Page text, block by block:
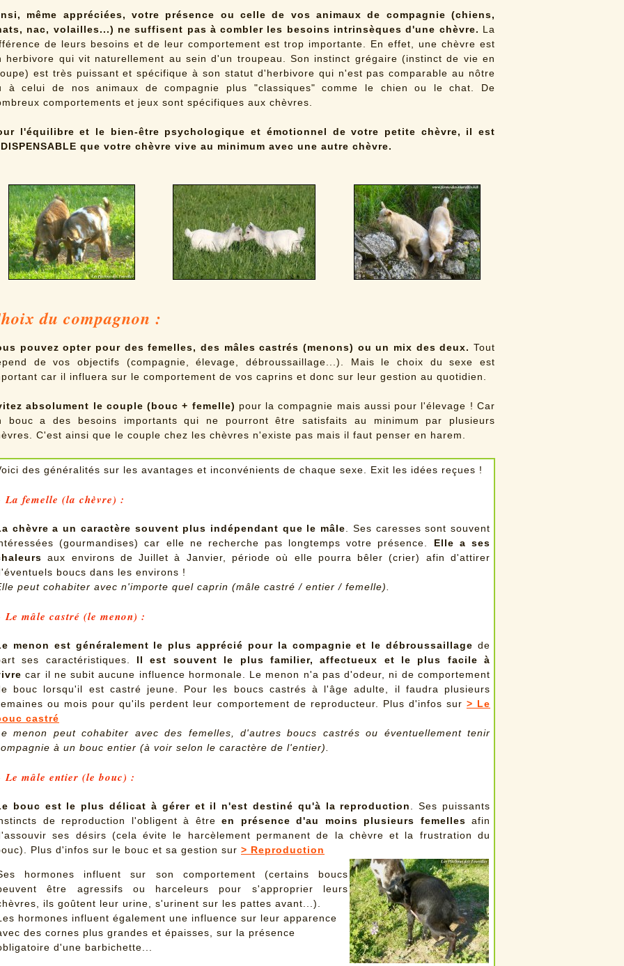
même appréciées, votre présence ou celle de vos animaux de compagnie (chiens,
nac, volailles...) ne suffisent pas à combler les besoins intrinsèques d'une chèvre. La
de leurs besoins et de leur comportement est trop importante.
En effet, une chèvre est
herbivore qui vit naturellement au sein d'un troupeau. Son instinct grégaire (instinct de vie en
est très puissant et spécifique à son statut d'herbivore qui n'est pas comparable au nôtre
à celui de nos animaux de compagnie plus "classiques" comme le chien ou le chat. De
comportements et jeux sont spécifiques aux chèvres.
l'équilibre et le bien-être psychologique et émotionnel de votre petite chèvre, il est
que votre chèvre vive au minimum avec une autre chèvre.
du compagnon :
pouvez opter pour des femelles, des mâles castrés (menons) ou un mix des deux. Tout
de vos objectifs (compagnie, élevage, débroussaillage...). Mais le choix du sexe est
car il influera sur le comportement de vos caprins et donc sur leur gestion au quotidien.
absolument le couple (bouc + femelle) pour la compagnie mais aussi pour l'élevage ! Car
bouc a des besoins importants qui ne pourront être satisfaits au minimum par plusieurs
C'est ainsi que le couple chez les chèvres n'existe pas mais il faut penser en harem.
des généralités sur les avantages et inconvénients de chaque sexe. Exit les idées reçues !
La femelle (la chèvre) :
chèvre a un caractère souvent plus indépendant que le mâle . Ses caresses sont souvent
(gourmandises) car elle ne recherche pas longtemps votre présence. Elle a ses
aux environs de Juillet à Janvier, période où elle pourra bêler (crier) afin d'attirer
boucs dans les environs !
peut cohabiter avec n'importe quel caprin (mâle castré / entier / femelle).
Le mâle castré (le menon) :
menon est généralement le plus apprécié pour la compagnie et le débroussaillage de
ses caractéristiques. Il est souvent le plus familier, affectueux et le plus facile à
car il ne subit aucune influence hormonale. Le menon n'a pas d'odeur, ni de comportement
bouc lorsqu'il est castré jeune. Pour les boucs castrés à l'âge adulte, il faudra plusieurs
ou mois pour qu'ils perdent leur comportement de reproducteur. Plus d'infos sur > Le
castré
menon peut cohabiter avec des femelles, d'autres boucs castrés ou éventuellement tenir
à un bouc entier (à voir selon le caractère de l'entier).
Le mâle entier (le bouc) :
bouc est le plus délicat à gérer et il n'est destiné qu'à la reproduction
. Ses puissants
de reproduction l'obligent à être en présence d'au moins plusieurs femelles afin
ses désirs (cela évite le harcèlement permanent de la chèvre et la frustration du
Plus d'infos sur le bouc et sa gestion sur > Reproduction
hormones influent sur son comportement (certains boucs
être agressifs ou harceleurs pour s'approprier leurs
ils goûtent leur urine, s'urinent sur les pattes avant...).
hormones influent également une influence sur leur apparence
des cornes plus grandes et épaisses, sur la présence
d'une barbichette...